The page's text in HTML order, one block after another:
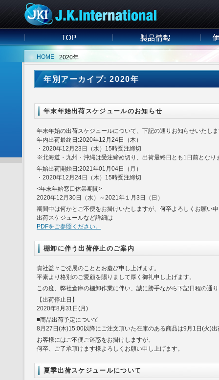
HOME 2020年
年別アーカイブ: 2020年
年末年始出荷スケジュールのお知らせ
年末年始の出荷スケジュールについて、下記の通りお知らせいたし
年内出荷最終日:2020年12月24日（木）
・2020年12月23日（水）15時受注締切
※北海道・九州・沖縄は受注締め切り、出荷最終日とも1日前となり
年始出荷開始日:2021年01月04日（月）
・2020年12月24日（木）15時受注締切
<年末年始窓口休業期間>
2020年12月30日（水）～2021年１月3日（日）
期間中は何かとご不便をお掛けいたしますが、何卒よろしくお願い
出荷スケジュールなど詳細は
PDFをご参照ください。
棚卸に伴う出荷停止のご案内
貴社益々ご発展のこととお慶び申し上げます。
平素より格別のご愛顧を賜りまして厚く御礼申し上げます。
この度、弊社倉庫の棚卸作業に伴い、誠に勝手ながら下記日程の通
【出荷停止日】
2020年8月31日(月)
■商品出荷予定について
8月27日(木)15:00以降にご注文頂いた在庫のある商品は9月1日(火)
お客様にはご不便ご迷惑をお掛けしますが、
何卒、ご了承頂けます様よろしくお願い申し上げます。
夏季出荷スケジュールについて